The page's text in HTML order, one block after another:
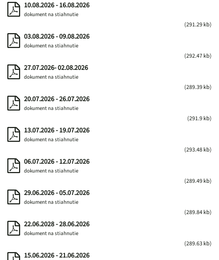
10.08.2026 - 16.08.2026
dokument na stiahnutie
(291.29 kb)
03.08.2026 - 09.08.2026
dokument na stiahnutie
(292.47 kb)
27.07.2026- 02.08.2026
dokument na stiahnutie
(289.39 kb)
20.07.2026 - 26.07.2026
dokument na stiahnutie
(291.9 kb)
13.07.2026 - 19.07.2026
dokument na stiahnutie
(293.48 kb)
06.07.2026 - 12.07.2026
dokument na stiahnutie
(289.49 kb)
29.06.2026 - 05.07.2026
dokument na stiahnutie
(289.84 kb)
22.06.2028 - 28.06.2026
dokument na stiahnutie
(289.63 kb)
15.06.2026 - 21.06.2026